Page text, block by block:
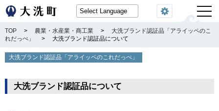
閲覧機能
TOP > 農業・水産業・商工業 >
大洗ブランド認証品「アライッペのこ
れだっぺ」
> 大洗ブランド認証品について
大洗ブランド認証品「アライッペのこれだっぺ」
大洗ブランド認証品について